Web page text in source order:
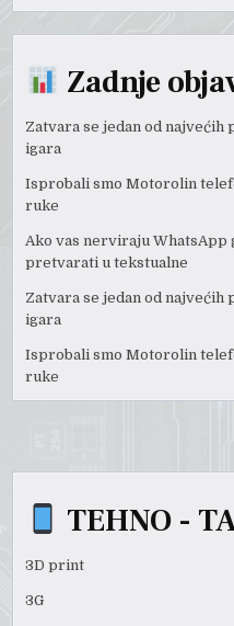
Zadnje
Zatvara se jedan od najvećih
igara
Isprobali smo Motorolin
ruke
Ako vas nerviraju WhatsApp
pretvarati u tekstualne
Zatvara se jedan od najvećih
igara
Isprobali smo Motorolin
ruke
TEHNO -
3D print
3G